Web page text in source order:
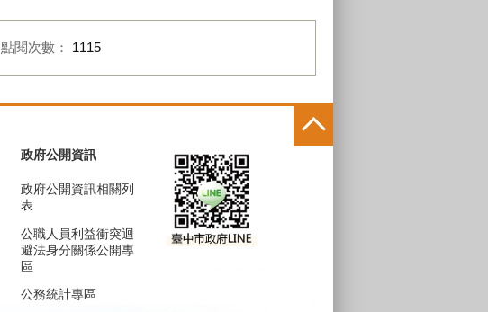
點閱次數： 1115
政府公開資訊
政府公開資訊相關列
表
公職人員利益衝突迴
避法身分關係公開專
區
公務統計專區